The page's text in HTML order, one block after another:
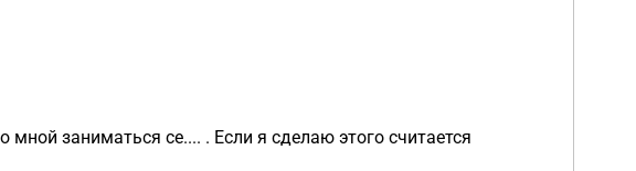
заниматься се.... . Если я сделаю этого считается